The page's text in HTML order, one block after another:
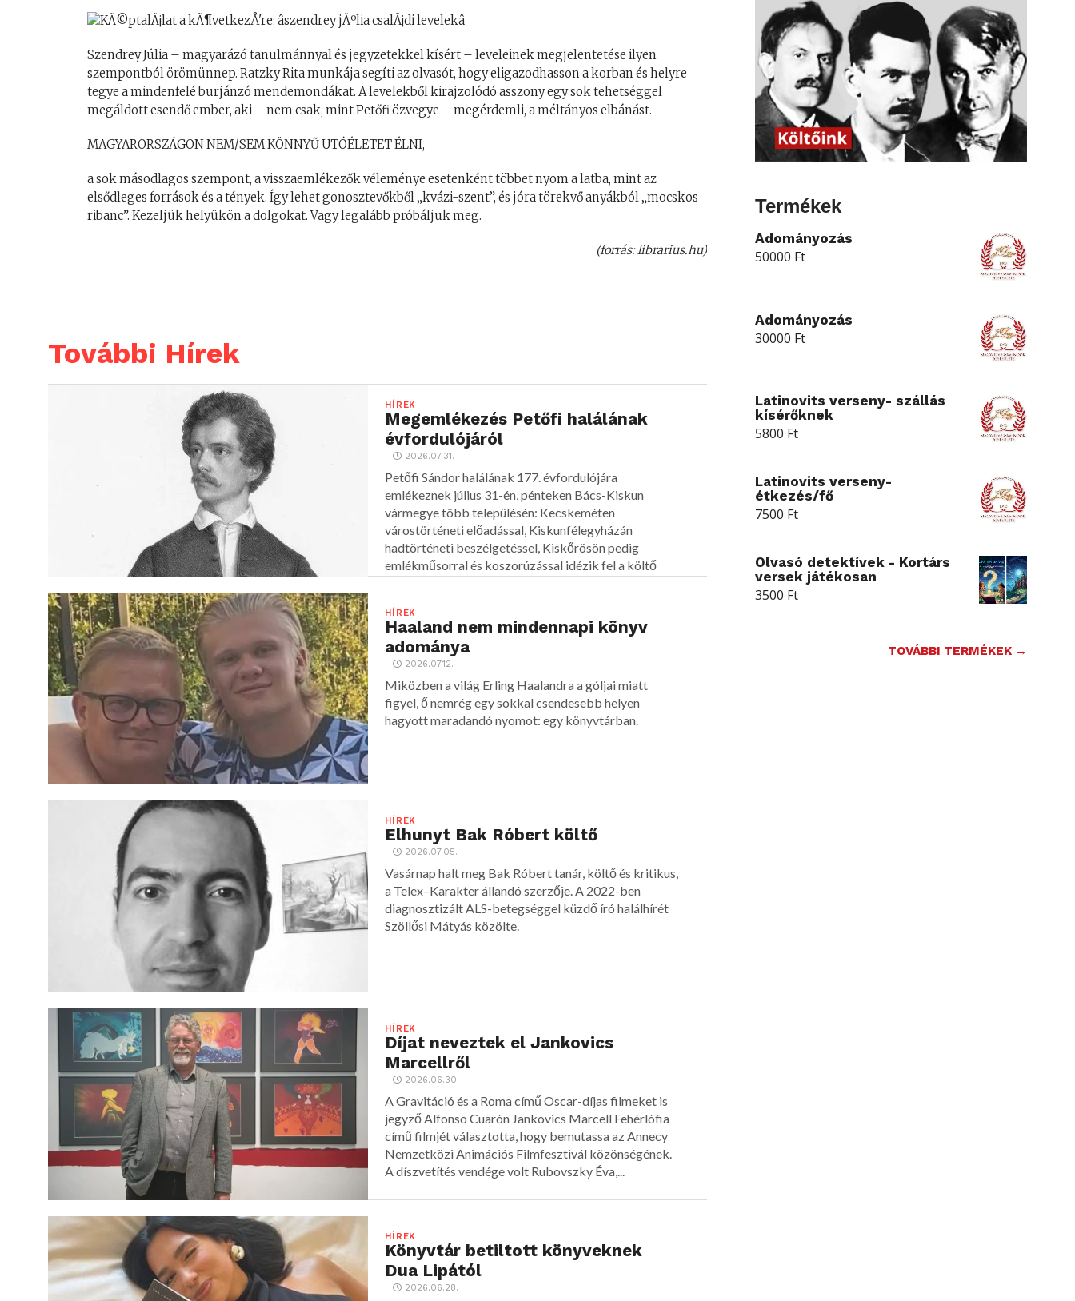
Szendrey Júlia – magyarázó tanulmánnyal és jegyzetekkel kísért – leveleinek megjelentetése ilyen
szempontból örömünnep. Ratzky Rita munkája segíti az olvasót, hogy eligazodhasson a korban és helyre
tegye a mindenfelé burjánzó mendemondákat. A levelekből kirajzolódó asszony egy sok tehetséggel
megáldott esendő ember, aki – nem csak, mint Petőfi özvegye – megérdemli, a méltányos elbánást.
MAGYARORSZÁGON NEM/SEM KÖNNYŰ UTÓÉLETET ÉLNI,
a sok másodlagos szempont, a visszaemlékezők véleménye esetenként többet nyom a latba, mint az
elsődleges források és a tények. Így lehet gonosztevőkből „kvázi-szent”, és jóra törekvő anyákból „mocskos
ribanc”. Kezeljük helyükön a dolgokat. Vagy legalább próbáljuk meg.
(forrás: librarius.hu)
További Hírek
HÍREK
Megemlékezés Petőfi halálának
évfordulójáról
2026.07.31.
Petőfi Sándor halálának 177. évfordulójára
emlékeznek július 31-én, pénteken Bács-Kiskun
vármegye több településén: Kecskeméten
várostörténeti előadással, Kiskunfélegyházán
hadtörténeti beszélgetéssel, Kiskőrösön pedig
emlékműsorral és koszorúzással idézik fel a költő
HÍREK
Haaland nem mindennapi könyv
adománya
2026.07.12.
Miközben a világ Erling Haalandra a góljai miatt
figyel, ő nemrég egy sokkal csendesebb helyen
hagyott maradandó nyomot: egy könyvtárban.
HÍREK
Elhunyt Bak Róbert költő
2026.07.05.
Vasárnap halt meg Bak Róbert tanár, költő és kritikus,
a Telex–Karakter állandó szerzője. A 2022-ben
diagnosztizált ALS-betegséggel küzdő író halálhírét
Szöllősi Mátyás közölte.
HÍREK
Díjat neveztek el Jankovics
Marcellről
2026.06.30.
A Gravitáció és a Roma című Oscar-díjas filmeket is
jegyző Alfonso Cuarón Jankovics Marcell Fehérlófia
című filmjét választotta, hogy bemutassa az Annecy
Nemzetközi Animációs Filmfesztivál közönségének.
A díszvetítés vendége volt Rubovszky Éva,...
HÍREK
Könyvtár betiltott könyveknek
Dua Lipától
2026.06.28.
Termékek
Adományozás
50000 Ft
Adományozás
30000 Ft
Latinovits verseny- szállás
kísérőknek
5800 Ft
Latinovits verseny-
étkezés/fő
7500 Ft
Olvasó detektívek - Kortárs
versek játékosan
3500 Ft
TOVÁBBI TERMÉKEK →